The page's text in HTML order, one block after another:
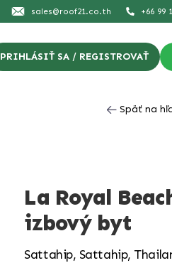
sales@roof21.co.th +66 99
PRIHLÁSIŤ SA / REGISTROVAŤ
Späť na
La Royal
izbový byt
Sattahip, Sattahip,